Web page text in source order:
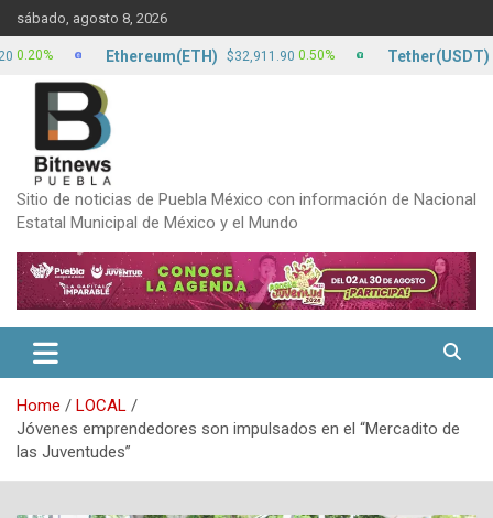
Skip
to
content
sábado, agosto 8, 2026
Sitio de noticias de Puebla México con información de Nacional
Estatal Municipal de México y el Mundo
Home
LOCAL
Jóvenes emprendedores son impulsados en el “Mercadito de
las Juventudes”
Ethereum(ETH) $32,911.90 0.50% Tether(USDT)